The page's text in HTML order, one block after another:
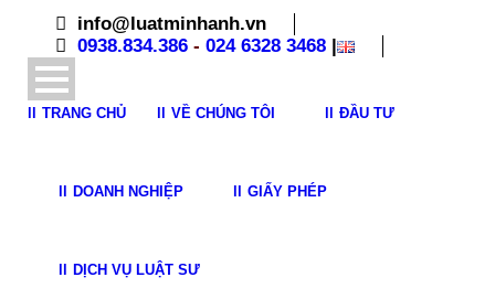
info@luatminhanh.vn
0938.834.386 - 024 6328 3468 |
TRANG CHỦ VỀ CHÚNG TÔI ĐẦU TƯ
DOANH NGHIỆP GIẤY PHÉP
DỊCH VỤ LUẬT SƯ